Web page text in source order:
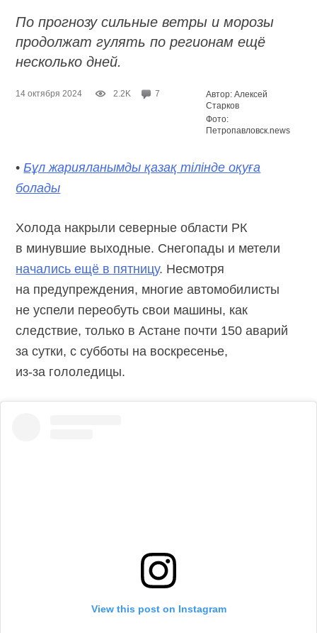
По прогнозу сильные ветры и морозы
продолжат гулять по регионам ещё
несколько дней.
14 октября 2024 2.2K 7
Автор: Алексей
Старков
Фото:
Петропавловск.news
•Бұл жарияланымды қазақ тілінде оқуға
болады
Холода накрыли северные области РК
в минувшие выходные. Снегопады и метели
начались ещё в пятницу. Несмотря
на предупреждения, многие автомобилисты
не успели переобуть свои машины, как
следствие, только в Астане почти 150 аварий
за сутки, с субботы на воскресенье,
из-за гололедицы.
View this post on Instagram